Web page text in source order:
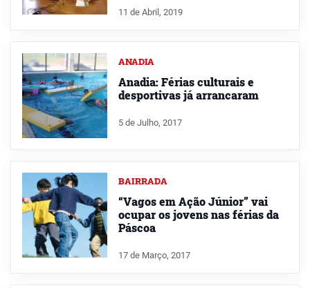
11 de Abril, 2019
ANADIA
Anadia: Férias culturais e
desportivas já arrancaram
5 de Julho, 2017
BAIRRADA
“Vagos em Ação Júnior” vai
ocupar os jovens nas férias da
Páscoa
17 de Março, 2017